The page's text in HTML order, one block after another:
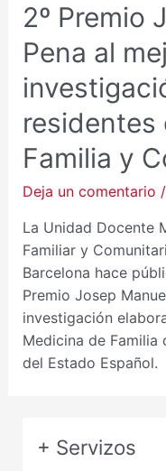
2º Premio
Pena al
residentes
Familia y
Deja un comentario /
La Unidad Docente
Familiar y
Barcelona hace
Premio Josep
investigación
Medicina de Familia
del Estado Español.
+ Servizos